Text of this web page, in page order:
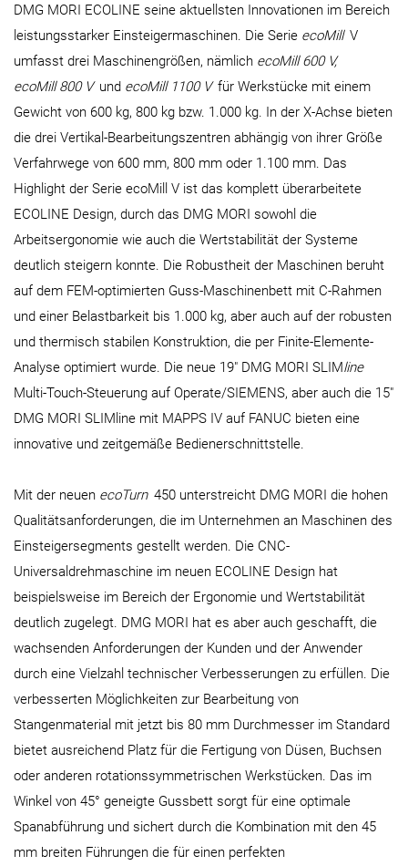
DMG MORI ECOLINE seine aktuellsten Innovationen im Bereich
leistungsstarker Einsteigermaschinen. Die Serie ecoMill V
umfasst drei Maschinengrößen, nämlich ecoMill 600 V,
ecoMill 800 V und ecoMill 1100 V für Werkstücke mit einem
Gewicht von 600 kg, 800 kg bzw. 1.000 kg. In der X-Achse bieten
die drei Vertikal-Bearbeitungszentren abhängig von ihrer Größe
Verfahrwege von 600 mm, 800 mm oder 1.100 mm. Das
Highlight der Serie ecoMill V ist das komplett überarbeitete
ECOLINE Design, durch das DMG MORI sowohl die
Arbeitsergonomie wie auch die Wertstabilität der Systeme
deutlich steigern konnte. Die Robustheit der Maschinen beruht
auf dem FEM-optimierten Guss-Maschinenbett mit C-Rahmen
und einer Belastbarkeit bis 1.000 kg, aber auch auf der robusten
und thermisch stabilen Konstruktion, die per Finite-Elemente-
Analyse optimiert wurde. Die neue 19" DMG MORI SLIMline
Multi-Touch-Steuerung auf Operate/SIEMENS, aber auch die 15"
DMG MORI SLIMline mit MAPPS IV auf FANUC bieten eine
innovative und zeitgemäße Bedienerschnittstelle.
Mit der neuen ecoTurn 450 unterstreicht DMG MORI die hohen
Qualitätsanforderungen, die im Unternehmen an Maschinen des
Einsteigersegments gestellt werden. Die CNC-
Universaldrehmaschine im neuen ECOLINE Design hat
beispielsweise im Bereich der Ergonomie und Wertstabilität
deutlich zugelegt. DMG MORI hat es aber auch geschafft, die
wachsenden Anforderungen der Kunden und der Anwender
durch eine Vielzahl technischer Verbesserungen zu erfüllen. Die
verbesserten Möglichkeiten zur Bearbeitung von
Stangenmaterial mit jetzt bis 80 mm Durchmesser im Standard
bietet ausreichend Platz für die Fertigung von Düsen, Buchsen
oder anderen rotationssymmetrischen Werkstücken. Das im
Winkel von 45° geneigte Gussbett sorgt für eine optimale
Spanabführung und sichert durch die Kombination mit den 45
mm breiten Führungen die für einen perfekten